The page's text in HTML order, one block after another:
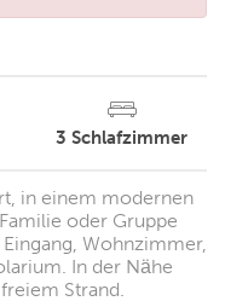
3 Schlafzimmer
in einem modernen
oder Gruppe
Wohnzimmer,
In der Nähe
Strand.